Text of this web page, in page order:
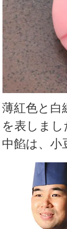
薄紅色と白
を表しまし
中餡は、小